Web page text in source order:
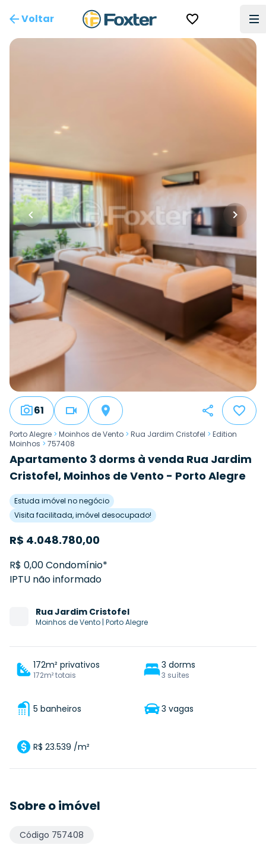
Voltar
61
Porto Alegre > Moinhos de Vento > Rua Jardim Cristofel > Edition
Moinhos > 757408
Apartamento 3 dorms à venda Rua Jardim
Cristofel, Moinhos de Vento - Porto Alegre
Estuda imóvel no negócio
Visita facilitada, imóvel desocupado!
R$ 4.048.780,00
R$ 0,00 Condomínio*
IPTU não informado
RuaJardim Cristofel
Moinhos de Vento | Porto Alegre
172m² privativos
172m² totais
3 dorms
3 suítes
5 banheiros 3 vagas
R$ 23.539 /m²
Sobre o imóvel
Código 757408